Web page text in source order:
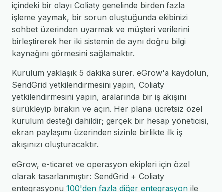
içindeki bir olayı Coliaty genelinde birden fazla
işleme yaymak, bir sorun oluştuğunda ekibinizi
sohbet üzerinden uyarmak ve müşteri verilerini
birleştirerek her iki sistemin de aynı doğru bilgi
kaynağını görmesini sağlamaktır.
Kurulum yaklaşık 5 dakika sürer. eGrow'a kaydolun,
SendGrid yetkilendirmesini yapın, Coliaty
yetkilendirmesini yapın, aralarında bir iş akışını
sürükleyip bırakın ve açın. Her plana ücretsiz özel
kurulum desteği dahildir; gerçek bir hesap yöneticisi,
ekran paylaşımı üzerinden sizinle birlikte ilk iş
akışınızı oluşturacaktır.
eGrow, e-ticaret ve operasyon ekipleri için özel
olarak tasarlanmıştır: SendGrid + Coliaty
entegrasyonu 100'den fazla diğer entegrasyon ile